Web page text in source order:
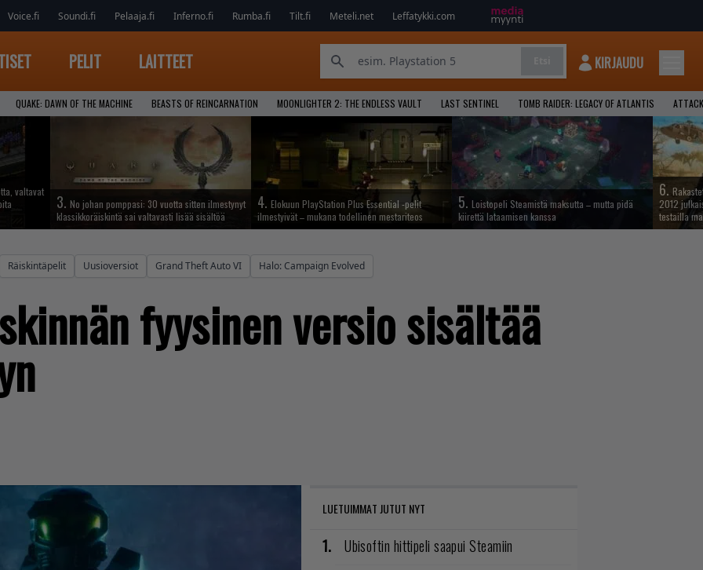
Voice.fi Soundi.fi Pelaaja.fi Inferno.fi Rumba.fi Tilt.fi Meteli.net Leffatykki.com
PELIT LAITTEET KIRJAUDU
QUAKE: DAWN OF THE MACHINE BEASTS OF REINCARNATION MOONLIGHTER 2: THE ENDLESS VAULT LAST SENTINEL TOMB RAIDER: LEGACY OF ATLANTIS
valtavat
3. No johan pomppasi: 30 vuotta sitten ilmestynyt
klassikkoräiskintä sai valtavasti lisää sisältöä
4. Elokuun PlayStation Plus Essential -pelit
ilmestyivät – mukana todellinen mestariteos
5. Loistopeli Steamistä maksutta – mutta pidä
kiirettä lataamisen kanssa
6.
2012
testailla
Räiskintäpelit Uusioversiot Grand Theft Auto VI Halo: Campaign Evolved
fyysinen versio sisältää
LUETUIMMAT JUTUT NYT
Ubisoftin hittipeli saapui Steamiin